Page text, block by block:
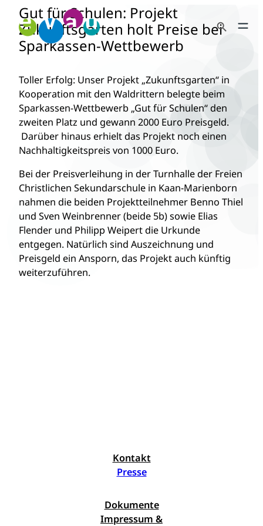
Zum
Inhalt
springen
Gut für Schulen: Projekt
Zukunftsgarten holt Preise bei
Sparkassen-Wettbewerb
Toller Erfolg: Unser Projekt „Zukunftsgarten“ in
Kooperation mit den Waldrittern belegte beim
Sparkassen-Wettbewerb „Gut für Schulen“ den
zweiten Platz und gewann 2000 Euro Preisgeld.
Darüber hinaus erhielt das Projekt noch einen
Nachhaltigkeitspreis von 1000 Euro.
Bei der Preisverleihung in der Turnhalle der Freien
Christlichen Sekundarschule in Kaan-Marienborn
nahmen die beiden Projektteilnehmer Benno Thiel
und Sven Weinbrenner (beide 5b) sowie Elias
Flender und Philipp Weipert die Urkunde
entgegen. Natürlich sind Auszeichnung und
Preisgeld ein Ansporn, das Projekt auch künftig
weiterzuführen.
Kontakt
Presse
Dokumente
Impressum &